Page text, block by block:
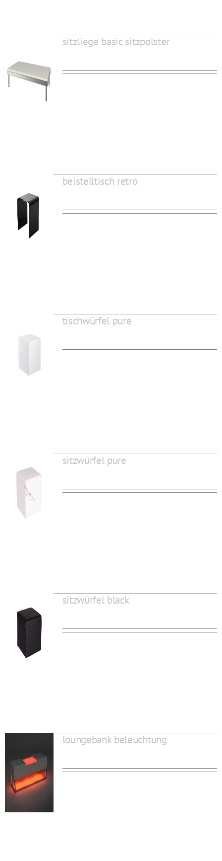
sitzliege basic sitzpolster
beistelltisch retro
tischwürfel pure
sitzwürfel pure
sitzwürfel black
loungebank beleuchtung